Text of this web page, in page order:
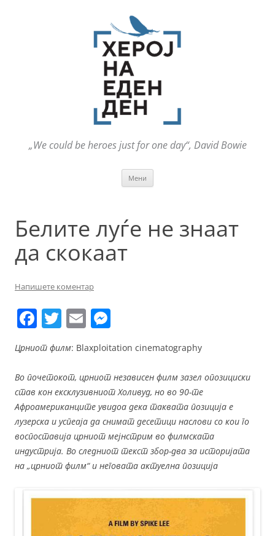
„We could be heroes just for one day“, David Bowie
Мени
Белите луѓе не знаат
да скокаат
Напишете коментар
F
a
c
e
b
o
o
k
T
itt
er
E
m
ai
l
e
ss
e
n
g
er
Црниот филм: Blaxploitation cinematography
Во почетокот, црниот независен филм зазел опозициски
став кон ексклузивниот Холивуд, но во 90-те
Афроамериканците увидоа дека таквата позиција е
лузерска и успеаја да снимат десетици наслови со кои го
воспоставија црниот мејнстрим во филмската
индустрија. Во следниот текст збор-два за историјата
на „црниот филм“ и неговата актуелна позиција